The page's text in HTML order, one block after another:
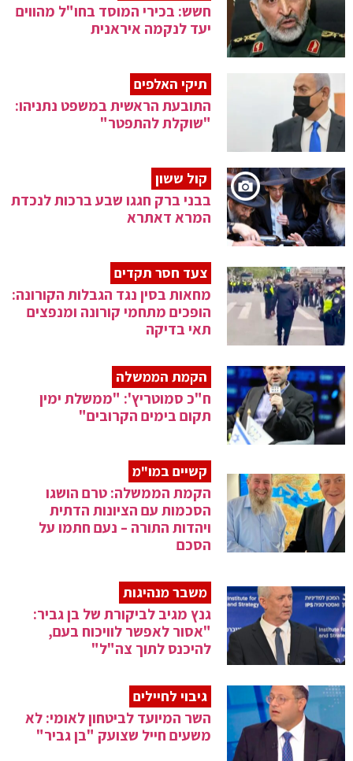
חשש: בכירי המוסד בחו"ל מהווים
יעד לנקמה איראנית
תיקי האלפים
התובעת הראשית במשפט נתניהו:
"שוקלת להתפטר"
קול ששון
בבני ברק חגגו שבע ברכות לנכדת
המרא דאתרא
צעד חסר תקדים
מחאות בסין נגד הגבלות הקורונה:
הופכים מתחמי קורונה ומנפצים
תאי בדיקה
הקמת הממשלה
ח"כ סמוטריץ': "ממשלת ימין
תקום בימים הקרובים"
קשיים במו"מ
הקמת הממשלה: טרם הושגו
הסכמות עם הציונות הדתית
ויהדות התורה – נעם חתמו על
הסכם
משבר מנהיגות
גנץ מגיב לביקורת של בן גביר:
"אסור לאפשר לוויכוח בעם,
להיכנס לתוך צה"ל"
גיבוי לחיילים
השר המיועד לביטחון לאומי: לא
משעים חייל שצועק "בן גביר"